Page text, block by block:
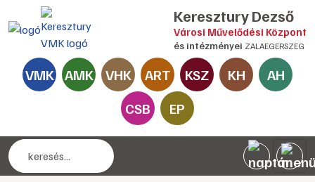
Keresztury Dezső
Városi Művelődési Központ
és intézményei ZALAEGERSZEG
VMK AMK VHK ART KSZ KH
AH
CSB
EP